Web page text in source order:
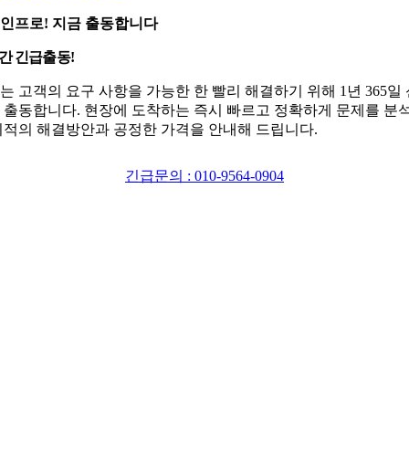
프로! 지금 출동합니다
긴급출동!
고객의 요구 사항을 가능한 한 빨리 해결하기 위해 1년 365일
출동합니다. 현장에 도착하는 즉시 빠르고 정확하게 문제를 분
적의 해결방안과 공정한 가격을 안내해 드립니다.
긴급문의 : 010-9564-0904